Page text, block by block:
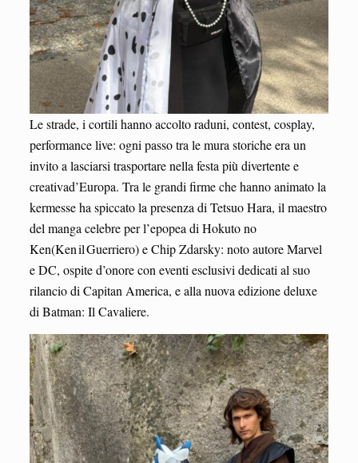
Le strade, i cortili hanno accolto raduni, contest, cosplay,
performance live: ogni passo tra le mura storiche era un
invito a lasciarsi trasportare nella festa più divertente e
creativad’Europa. Tra le grandi firme che hanno animato la
kermesse ha spiccato la presenza di Tetsuo Hara, il maestro
del manga celebre per l’epopea di Hokuto no
Ken(Ken il Guerriero) e Chip Zdarsky: noto autore Marvel
e DC, ospite d’onore con eventi esclusivi dedicati al suo
rilancio di Capitan America, e alla nuova edizione deluxe
di Batman: Il Cavaliere.